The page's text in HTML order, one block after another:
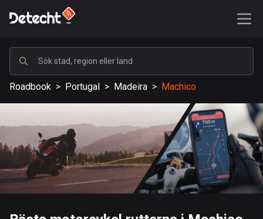
POPULÄRA
USA
588191 rutter
Sverige
203644 rutter
Storbritannien
115341 rutter
Roadbook > Portugal > Madeira > Machico